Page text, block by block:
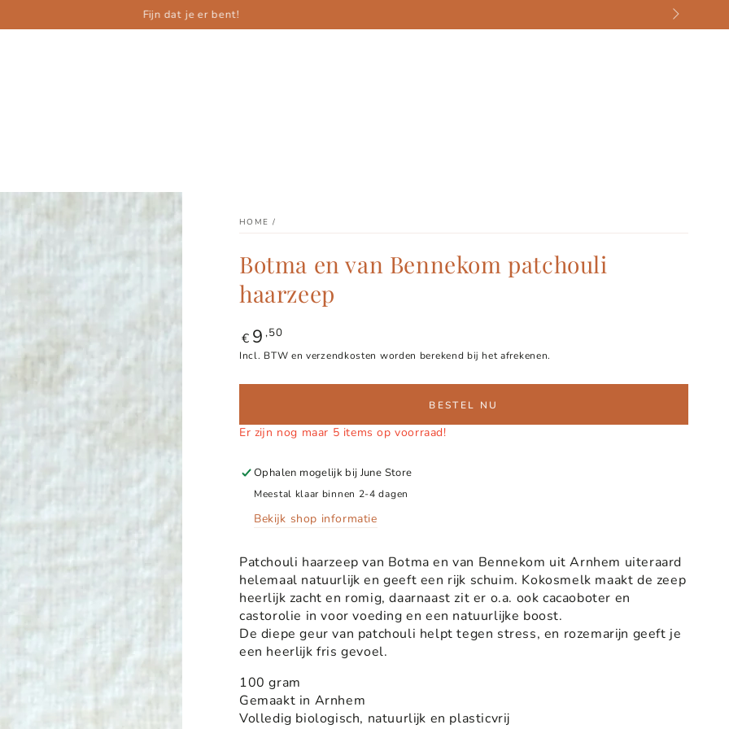
Fijn dat je er bent!
HOME /
Botma en van Bennekom patchouli
haarzeep
Normale
prijs
€ 9 ,50
Incl. BTW en verzendkosten worden berekend bij het afrekenen.
BESTEL NU
Er zijn nog maar 5 items op voorraad!
Ophalen mogelijk bij June Store
Meestal klaar binnen 2-4 dagen
Bekijk shop informatie
Patchouli haarzeep van Botma en van Bennekom uit Arnhem uiteraard
helemaal natuurlijk en geeft een rijk schuim. Kokosmelk maakt de zeep
heerlijk zacht en romig, daarnaast zit er o.a. ook cacaoboter en
castorolie in voor voeding en een natuurlijke boost.
De diepe geur van patchouli helpt tegen stress, en rozemarijn geeft je
een heerlijk fris gevoel.
100 gram
Gemaakt in Arnhem
Volledig biologisch, natuurlijk en plasticvrij